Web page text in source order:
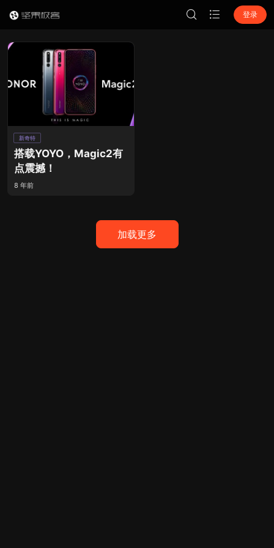
登录
新奇特
搭载YOYO，Magic2有
点震撼！
8 年前
加载更多